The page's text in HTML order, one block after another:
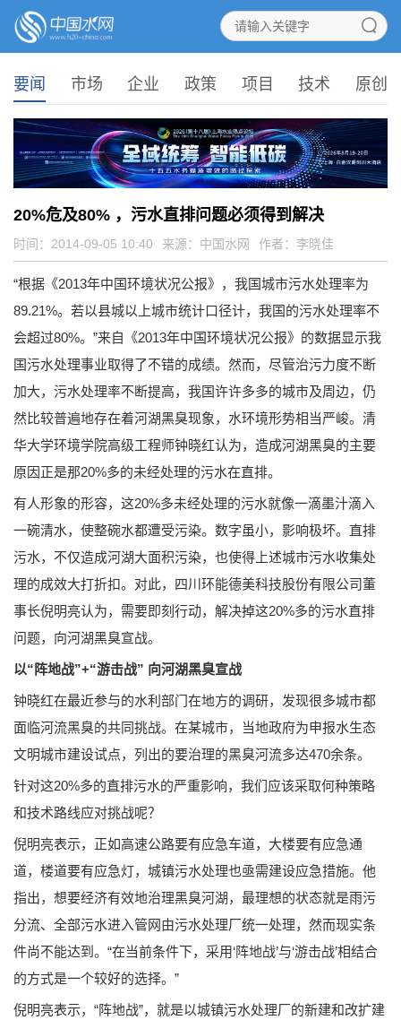
要闻 市场 企业 政策 项目 技术 原创
20%危及80% ，污水直排问题必须得到解决
时间：2014-09-05 10:40 来源： 中国水网 作者：李晓佳
“根据《2013年中国环境状况公报》，我国城市污水处理率为
89.21%。若以县城以上城市统计口径计，我国的污水处理率不
会超过80%。”来自《2013年中国环境状况公报》的数据显示我
国污水处理事业取得了不错的成绩。然而，尽管治污力度不断
加大，污水处理率不断提高，我国许许多多的城市及周边，仍
然比较普遍地存在着河湖黑臭现象，水环境形势相当严峻。清
华大学环境学院高级工程师钟晓红认为，造成河湖黑臭的主要
原因正是那20%多的未经处理的污水在直排。
有人形象的形容，这20%多未经处理的污水就像一滴墨汁滴入
一碗清水，使整碗水都遭受污染。数字虽小，影响极坏。直排
污水，不仅造成河湖大面积污染，也使得上述城市污水收集处
理的成效大打折扣。对此，四川环能德美科技股份有限公司董
事长倪明亮认为，需要即刻行动，解决掉这20%多的污水直排
问题，向河湖黑臭宣战。
以“阵地战”+“游击战” 向河湖黑臭宣战
钟晓红在最近参与的水利部门在地方的调研，发现很多城市都
面临河流黑臭的共同挑战。在某城市，当地政府为申报水生态
文明城市建设试点，列出的要治理的黑臭河流多达470余条。
针对这20%多的直排污水的严重影响，我们应该采取何种策略
和技术路线应对挑战呢？
倪明亮表示，正如高速公路要有应急车道，大楼要有应急通
道，楼道要有应急灯，城镇污水处理也亟需建设应急措施。他
指出，想要经济有效地治理黑臭河湖，最理想的状态就是雨污
分流、全部污水进入管网由污水处理厂统一处理，然而现实条
件尚不能达到。“在当前条件下，采用‘阵地战’与‘游击战’相结合
的方式是一个较好的选择。”
倪明亮表示，“阵地战”，就是以城镇污水处理厂的新建和改扩建